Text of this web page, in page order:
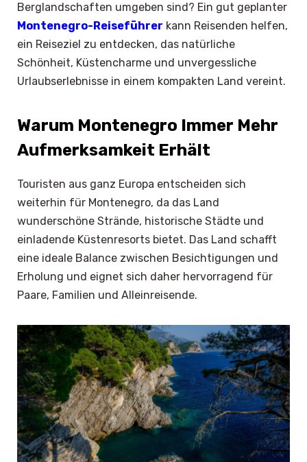
Berglandschaften umgeben sind? Ein gut geplanter
Montenegro-Reiseführer kann Reisenden helfen,
ein Reiseziel zu entdecken, das natürliche
Schönheit, Küstencharme und unvergessliche
Urlaubserlebnisse in einem kompakten Land vereint.
Warum Montenegro Immer Mehr
Aufmerksamkeit Erhält
Touristen aus ganz Europa entscheiden sich
weiterhin für Montenegro, da das Land
wunderschöne Strände, historische Städte und
einladende Küstenresorts bietet. Das Land schafft
eine ideale Balance zwischen Besichtigungen und
Erholung und eignet sich daher hervorragend für
Paare, Familien und Alleinreisende.